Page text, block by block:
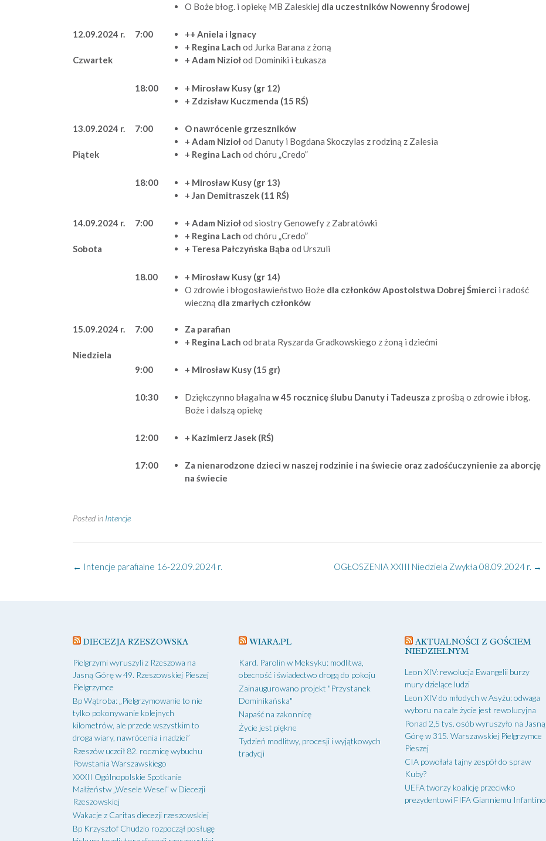
O Boże błog. i opiekę MB Zaleskiej dla uczestników Nowenny Środowej
12.09.2024 r.
Czwartek
7:00
++ Aniela i Ignacy
+ Regina Lach od Jurka Barana z żoną
+ Adam Niziołod Dominiki i Łukasza
18:00
+ Mirosław Kusy (gr 12)
+ Zdzisław Kuczmenda (15 RŚ)
13.09.2024 r.
Piątek
7:00
O nawrócenie grzeszników
+ Adam Niziołod Danuty i Bogdana Skoczylas z rodziną z Zalesia
+ Regina Lach od chóru „Credo”
18:00
+ Mirosław Kusy (gr 13)
+ Jan Demitraszek (11 RŚ)
14.09.2024 r.
Sobota
7:00 + Adam Niziołod siostry Genowefy z Zabratówki
+ Regina Lach od chóru „Credo”
+ Teresa Pałczyńska Bąba od Urszuli
18.00
+ Mirosław Kusy (gr 14)
O zdrowie i błogosławieństwo Boże dla członków Apostolstwa Dobrej Śmierci i radość
wieczną dla zmarłych członków
15.09.2024 r.
Niedziela
7:00
Za parafian
+ Regina Lach od brata Ryszarda Gradkowskiego z żoną i dziećmi
9:00 + Mirosław Kusy (15 gr)
10:30 Dziękczynno błagalna w 45 rocznicę ślubu Danuty i Tadeusza z prośbą o zdrowie i błog.
Boże i dalszą opiekę
12:00 + Kazimierz Jasek (RŚ)
17:00
Za nienarodzone dzieci w naszej rodzinie i na świecie oraz zadośćuczynienie za aborcję
na świecie
Posted in Intencje
Post
OGŁOSZENIA XXIII Niedziela Zwykła 08.09.2024 r. →
← Intencje parafialne 16-22.09.2024 r.
DIECEZJA RZESZOWSKA
Pielgrzymi wyruszyli z Rzeszowa na
Jasną Górę w 49. Rzeszowskiej Pieszej
Pielgrzymce
Bp Wątroba: „Pielgrzymowanie to nie
tylko pokonywanie kolejnych
kilometrów, ale przede wszystkim to
droga wiary, nawrócenia i nadziei”
Rzeszów uczcił 82. rocznicę wybuchu
Powstania Warszawskiego
XXXII Ogólnopolskie Spotkanie
Małżeństw „Wesele Wesel” w Diecezji
Rzeszowskiej
Wakacje z Caritas diecezji rzeszowskiej
Bp Krzysztof Chudzio rozpoczął posługę
WIARA.PL
Kard. Parolin w Meksyku: modlitwa,
obecność i świadectwo drogą do pokoju
Zainaugurowano projekt "Przystanek
Dominikańska"
Napaść na zakonnicę
Życie jest piękne
Tydzień modlitwy, procesji i wyjątkowych
tradycji
AKTUALNOŚCI Z GOŚCIEM
NIEDZIELNYM
Leon XIV: rewolucja Ewangelii burzy
mury dzielące ludzi
Leon XIV do młodych w Asyżu: odwaga
wyboru na całe życie jest rewolucyjna
Ponad 2,5 tys. osób wyruszyło na Jasną
Górę w 315. Warszawskiej Pielgrzymce
Pieszej
CIA powołała tajny zespół do spraw
Kuby?
UEFA tworzy koalicję przeciwko
prezydentowi FIFA Gianniemu Infantino